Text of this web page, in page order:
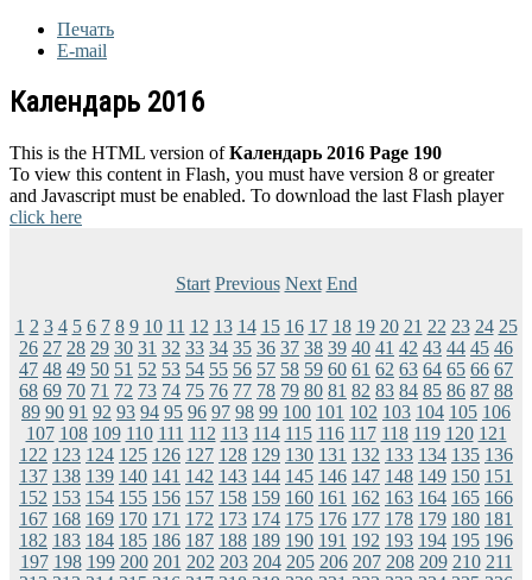
Печать
E-mail
Календарь 2016
This is the HTML version ofКалендарь 2016 Page 190
To view this content in Flash, you must have version 8 or greater
and Javascript must be enabled. To download the last Flash player
click here
Start Previous Next End
1 2 3 4 5 6 7 8 9 10 11 12 13 14 15 16 17 18 19 20 21 22 23 24 25
26 27 28 29 30 31 32 33 34 35 36 37 38 39 40 41 42 43 44 45 46
47 48 49 50 51 52 53 54 55 56 57 58 59 60 61 62 63 64 65 66 67
68 69 70 71 72 73 74 75 76 77 78 79 80 81 82 83 84 85 86 87 88
89 90 91 92 93 94 95 96 97 98 99 100 101 102 103 104 105 106
107 108 109 110 111 112 113 114 115 116 117 118 119 120 121
122 123 124 125 126 127 128 129 130 131 132 133 134 135 136
137 138 139 140 141 142 143 144 145 146 147 148 149 150 151
152 153 154 155 156 157 158 159 160 161 162 163 164 165 166
167 168 169 170 171 172 173 174 175 176 177 178 179 180 181
182 183 184 185 186 187 188 189 190 191 192 193 194 195 196
197 198 199 200 201 202 203 204 205 206 207 208 209 210 211